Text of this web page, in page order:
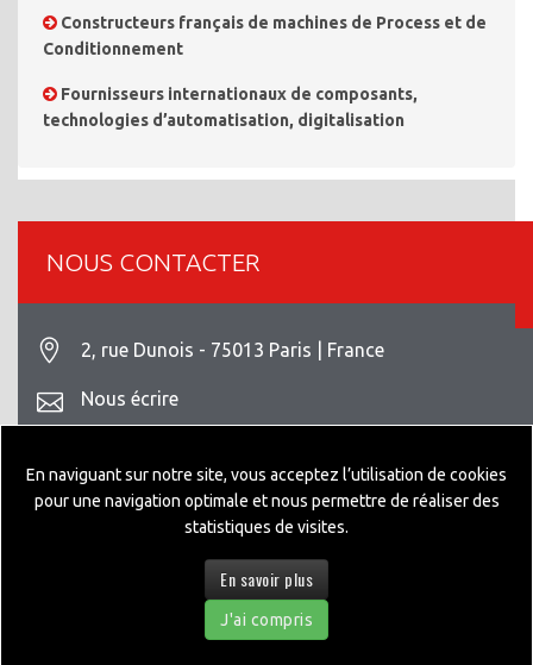
Constructeurs français de machines de Process et de
Conditionnement
Fournisseurs internationaux de composants,
technologies d’automatisation, digitalisation
NOUS CONTACTER
2, rue Dunois - 75013 Paris | France
Nous écrire
Mentions légales
© 2026 GEPPIA DESIGNED BY
En naviguant sur notre site, vous acceptez l’utilisation de cookies
pour une navigation optimale et nous permettre de réaliser des
statistiques de visites.
En savoir plus
J'ai compris